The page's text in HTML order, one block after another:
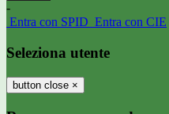
-
Entra con SPID Entra con CIE
Seleziona utente
button close ×